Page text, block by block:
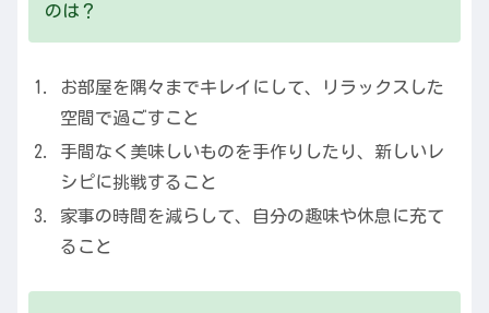
のは？
お部屋を隅々までキレイにして、リラックスした
空間で過ごすこと
手間なく美味しいものを手作りしたり、新しいレ
シピに挑戦すること
家事の時間を減らして、自分の趣味や休息に充て
ること